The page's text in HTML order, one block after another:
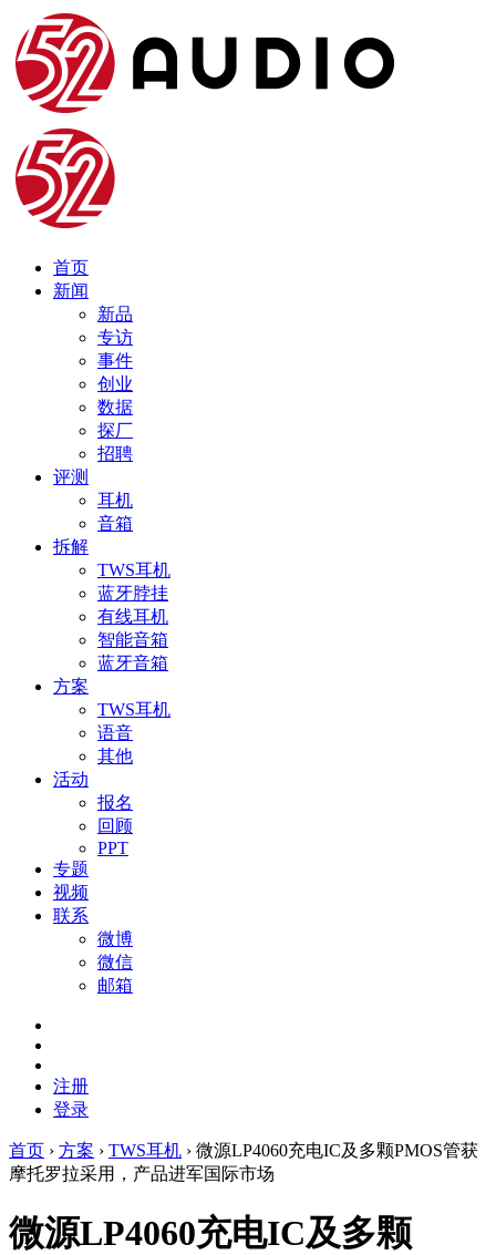
首页
新闻
新品
专访
事件
创业
数据
探厂
招聘
评测
耳机
音箱
拆解
TWS耳机
蓝牙脖挂
有线耳机
智能音箱
蓝牙音箱
方案
TWS耳机
语音
其他
活动
报名
回顾
PPT
专题
视频
联系
微博
微信
邮箱
注册
登录
首页 › 方案 › TWS耳机 › 微源LP4060充电IC及多颗PMOS管获
摩托罗拉采用，产品进军国际市场
微源LP4060充电IC及多颗